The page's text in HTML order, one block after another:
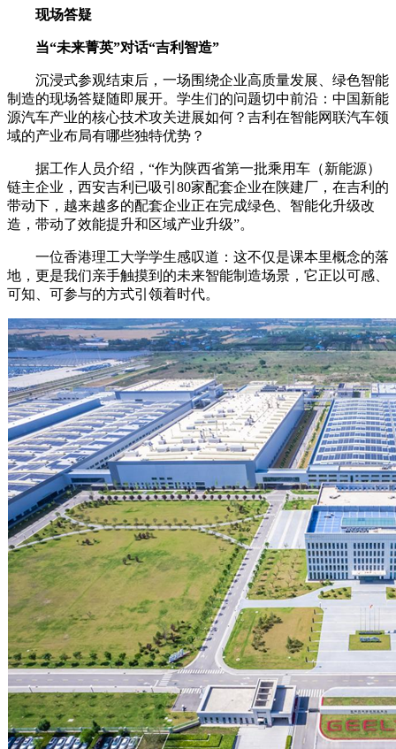
现场答疑
当“未来菁英”对话“吉利智造”
沉浸式参观结束后，一场围绕企业高质量发展、绿色智能
制造的现场答疑随即展开。学生们的问题切中前沿：中国新能
源汽车产业的核心技术攻关进展如何？吉利在智能网联汽车领
域的产业布局有哪些独特优势？
据工作人员介绍，“作为陕西省第一批乘用车（新能源）
链主企业，西安吉利已吸引80家配套企业在陕建厂，在吉利的
带动下，越来越多的配套企业正在完成绿色、智能化升级改
造，带动了效能提升和区域产业升级”。
一位香港理工大学学生感叹道：这不仅是课本里概念的落
地，更是我们亲手触摸到的未来智能制造场景，它正以可感、
可知、可参与的方式引领着时代。